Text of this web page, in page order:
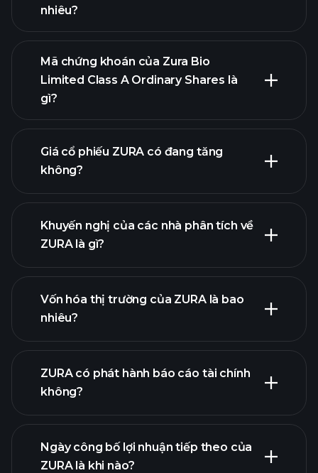
nhiêu?
biểu đồ nâng cao
Mã chứng khoán của Zura Bio
Limited Class A Ordinary Shares là
gì?
Giá cổ phiếu ZURA có đang tăng
không?
Khuyến nghị của các nhà phân tích về
ZURA là gì?
Vốn hóa thị trường của ZURA là bao
nhiêu?
danh
sách cổ phiếu của chúng tôi
ZURA có phát hành báo cáo tài chính
không?
tài chính của
ZURA
Ngày công bố lợi nhuận tiếp theo của
ZURA là khi nào?